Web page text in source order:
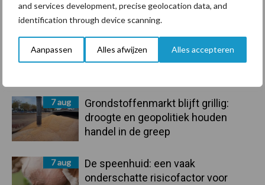
and services development, precise geolocation data, and
identification through device scanning.
Aanpassen Alles afwijzen Alles accepteren
Primaire
Sidebar
7 aug
Grondstoffenmarkt blijft grillig:
droogte en geopolitiek houden
handel in de greep
7 aug
De speenhuid: een vaak
onderschatte risicofactor voor
Toon meer